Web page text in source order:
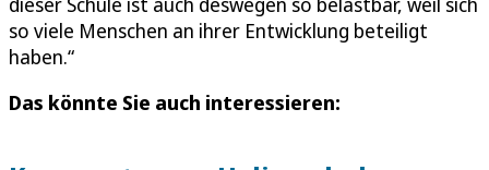
so viele Menschen an ihrer Entwicklung beteiligt
haben.“
Das könnte Sie auch interessieren: